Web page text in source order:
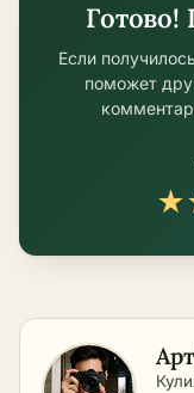
Готово!
Если
поможет
★